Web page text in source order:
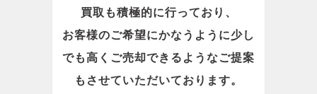
買取も積極的に行っており、
お客様のご希望にかなうように少し
でも高くご売却できるようなご提案
もさせていただいております。